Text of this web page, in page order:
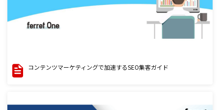
コンテンツマーケティングで加速するSEO集客ガイド